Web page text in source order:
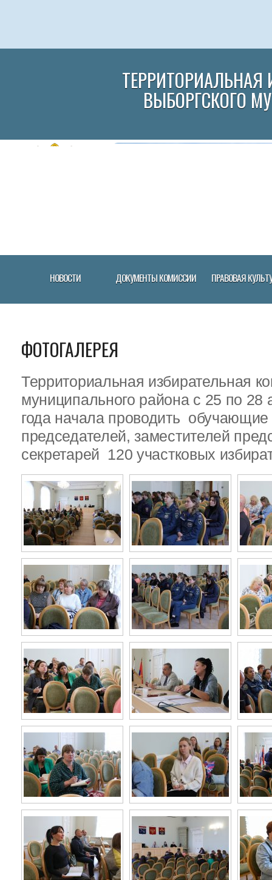
ВЫБОРГСКОГО
НОВОСТИ ДОКУМЕНТЫ КОМИССИИ ПРАВОВАЯ
ФОТОГАЛЕРЕЯ
Территориальная избирательная
муниципального района с 25 по 28
года начала проводить
председателей, заместителей
секретарей 120 участковых